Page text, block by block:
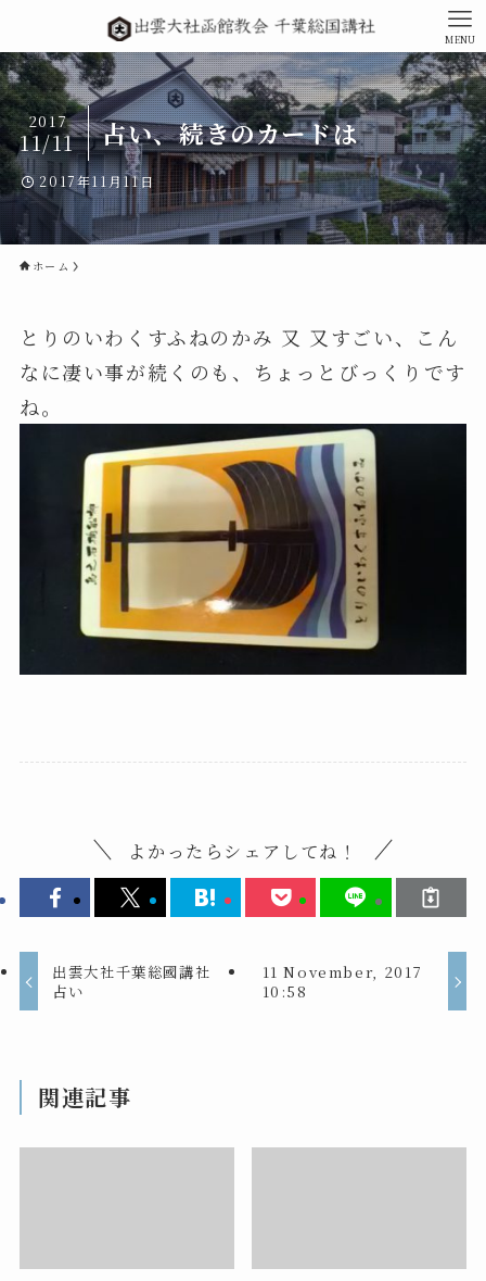
MENU
占い、続きのカードは
2017
11/11
2017年11月11日
ホーム
とりのいわくすふねのかみ 又 又すごい、こん
なに凄い事が続くのも、ちょっとびっくりです
ね。
よかったらシェアしてね！
出雲大社千葉総國講社
占い
11 November, 2017
10:58
関連記事